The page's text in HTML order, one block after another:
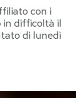
con i
in difficoltà il
di lunedì